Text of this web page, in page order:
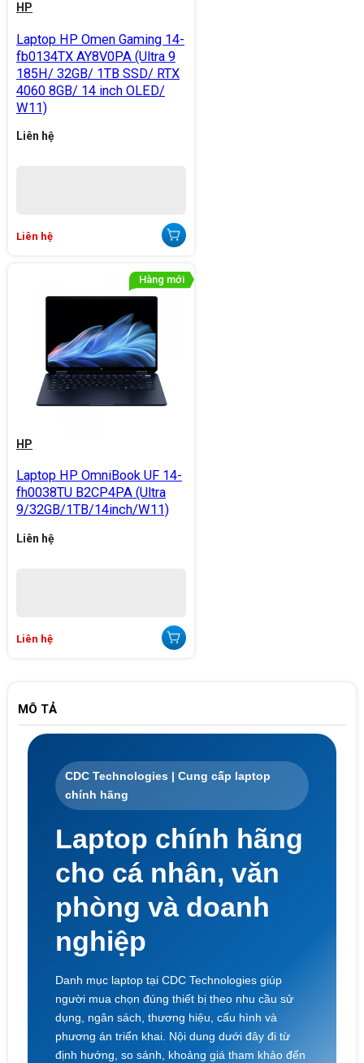
HP
Laptop HP Omen Gaming 14-
fb0134TX AY8V0PA (Ultra 9
185H/ 32GB/ 1TB SSD/ RTX
4060 8GB/ 14 inch OLED/
W11)
Liên hệ
Liên hệ
HP
Laptop HP OmniBook UF 14-
fh0038TU B2CP4PA (Ultra
9/32GB/1TB/14inch/W11)
Liên hệ
Liên hệ
MÔ TẢ
CDC Technologies | Cung cấp laptop
chính hãng
Laptop chính hãng
cho cá nhân, văn
phòng và doanh
nghiệp
Danh mục laptop tại CDC Technologies giúp
người mua chọn đúng thiết bị theo nhu cầu sử
dụng, ngân sách, thương hiệu, cấu hình và
phương án triển khai. Nội dung dưới đây đi từ
định hướng, so sánh, khoảng giá tham khảo đến